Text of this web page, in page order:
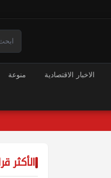
الاخبار الاقتصادية منوعة
الأكثر